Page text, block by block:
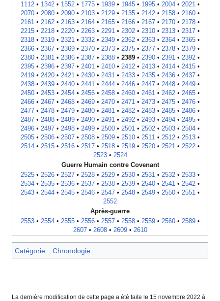
1112• 1342• 1552• 1775• 1939• 1945• 1995• 2004• 2021 •
2070• 2080• 2090• 2103• 2129• 2135• 2142• 2158• 2160•
2161 • 2162• 2163• 2164• 2165• 2166• 2167• 2170• 2178•
2215• 2218• 2220• 2263• 2291 • 2302• 2310• 2313• 2317•
2318• 2319• 2321 • 2332• 2349• 2362• 2363• 2364• 2365•
2366• 2367• 2369• 2370• 2373• 2375• 2377• 2378• 2379•
2380• 2381 • 2386• 2387• 2388• 2389• 2390• 2391 • 2392•
2395• 2396• 2397• 2401 • 2410• 2412• 2413• 2414• 2415•
2419• 2420• 2421 • 2430• 2431 • 2433• 2435• 2436• 2437•
2438• 2439• 2440• 2441 • 2444• 2446• 2447• 2448• 2449•
2450• 2453• 2454• 2456• 2458• 2460• 2461 • 2462• 2465•
2466• 2467• 2468• 2469• 2470• 2471 • 2473• 2475• 2476•
2477• 2478• 2479• 2480• 2481 • 2482• 2483• 2485• 2486•
2487• 2488• 2489• 2490• 2491 • 2492• 2493• 2494• 2495•
2496• 2497• 2498• 2499• 2500• 2501 • 2502• 2503• 2504•
2505• 2506• 2507• 2508• 2509• 2510• 2511 • 2512• 2513•
2514• 2515• 2516• 2517• 2518• 2519• 2520• 2521 • 2522•
2523• 2524
Guerre Humain contre Covenant
2525• 2526• 2527• 2528• 2529• 2530• 2531 • 2532• 2533•
2534• 2535• 2536• 2537• 2538• 2539• 2540• 2541 • 2542•
2543• 2544• 2545• 2546• 2547• 2548• 2549• 2550• 2551 •
2552
Après-guerre
2553• 2554• 2555• 2556• 2557• 2558• 2559• 2560• 2589•
2607• 2608• 2609• 2610
Catégorie : Chronologie
La dernière modification de cette page a été faite le 15 novembre 2022 à